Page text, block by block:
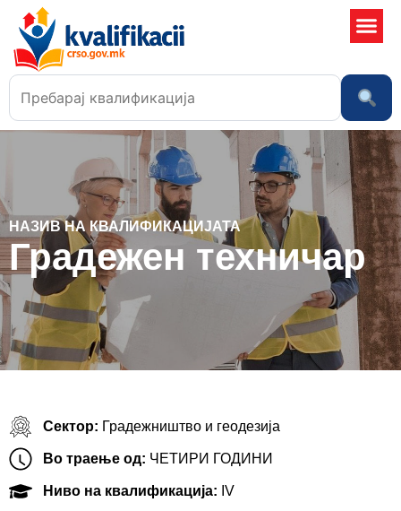
НАЗИВ НА КВАЛИФИКАЦИЈАТА
Градежен техничар
Сектор: Градежништво и геодезија
Во траење од: ЧЕТИРИ ГОДИНИ
Ниво на квалификација: IV